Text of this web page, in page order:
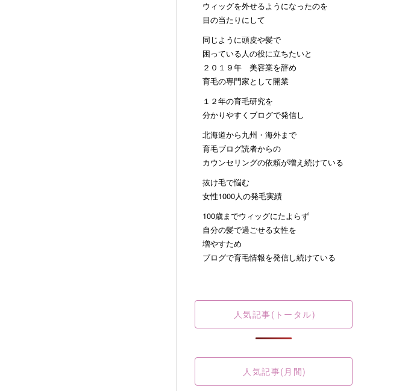
ウィッグを外せるようになったのを
目の当たりにして
同じように頭皮や髪で
困っている人の役に立ちたいと
２０１９年 美容業を辞め
育毛の専門家として開業
１２年の育毛研究を
分かりやすくブログで発信し
北海道から九州・海外まで
育毛ブログ読者からの
カウンセリングの依頼が増え続けている
抜け毛で悩む
女性1000人の発毛実績
100歳までウィッグにたよらず
自分の髪で過ごせる女性を
増やすため
ブログで育毛情報を発信し続けている
人気記事(トータル)
人気記事(月間)